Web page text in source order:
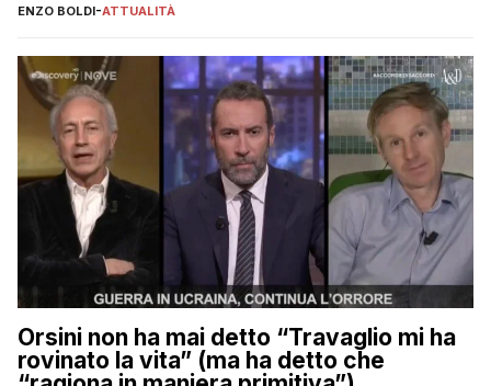
ENZO BOLDI-ATTUALITÀ
Orsini non ha mai detto “Travaglio mi ha
rovinato la vita” (ma ha detto che